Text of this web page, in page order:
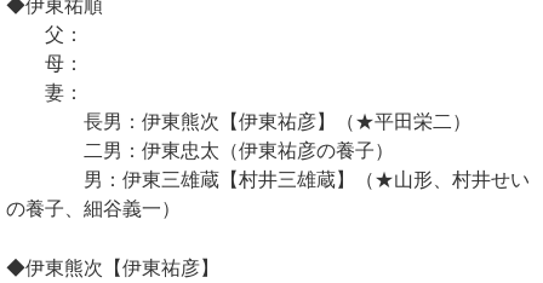
◆伊東祐順
父：
母：
妻：
長男：伊東熊次【伊東祐彦】（★平田栄二）
二男：伊東忠太（伊東祐彦の養子）
男：伊東三雄蔵【村井三雄蔵】（★山形、村井せい
の養子、細谷義一）
◆伊東熊次【伊東祐彦】